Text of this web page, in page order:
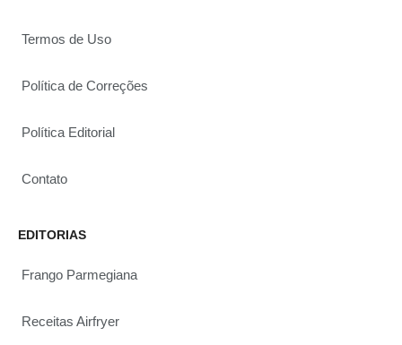
Termos de Uso
Política de Correções
Política Editorial
Contato
EDITORIAS
Frango Parmegiana
Receitas Airfryer